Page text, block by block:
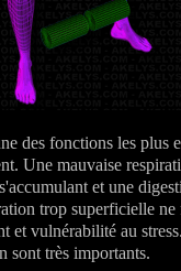
des fonctions les plus
Une mauvaise
et une
trop superficielle
et vulnérabilité au
sont très importants.